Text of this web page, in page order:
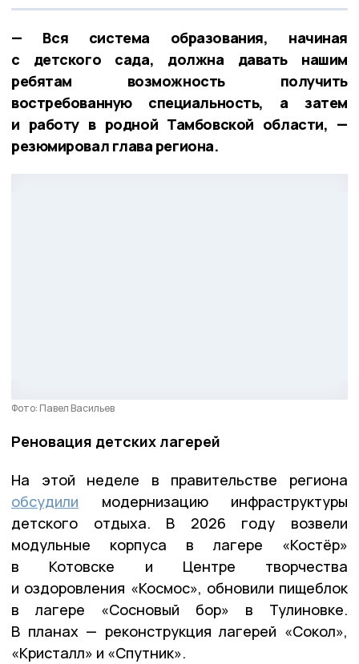
— Вся система образования, начиная
с детского сада, должна давать нашим
ребятам возможность получить
востребованную специальность, а затем
и работу в родной Тамбовской области, —
резюмировал глава региона.
Фото: Павел Васильев
Реновация детских лагерей
На этой неделе в правительстве региона
обсудили модернизацию инфраструктуры
детского отдыха. В 2026 году возвели
модульные корпуса в лагере «Костёр»
в Котовске и Центре творчества
и оздоровления «Космос», обновили пищеблок
в лагере «Сосновый бор» в Тулиновке.
В планах — реконструкция лагерей «Сокол»,
«Кристалл» и «Спутник».